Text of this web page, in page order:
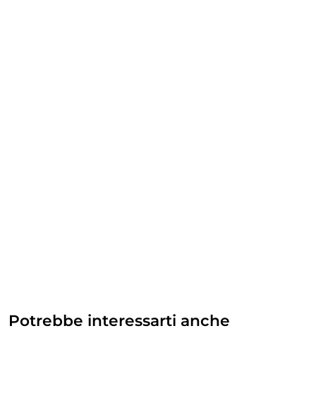
Potrebbe interessarti anche